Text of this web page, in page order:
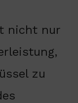
nicht nur
zu